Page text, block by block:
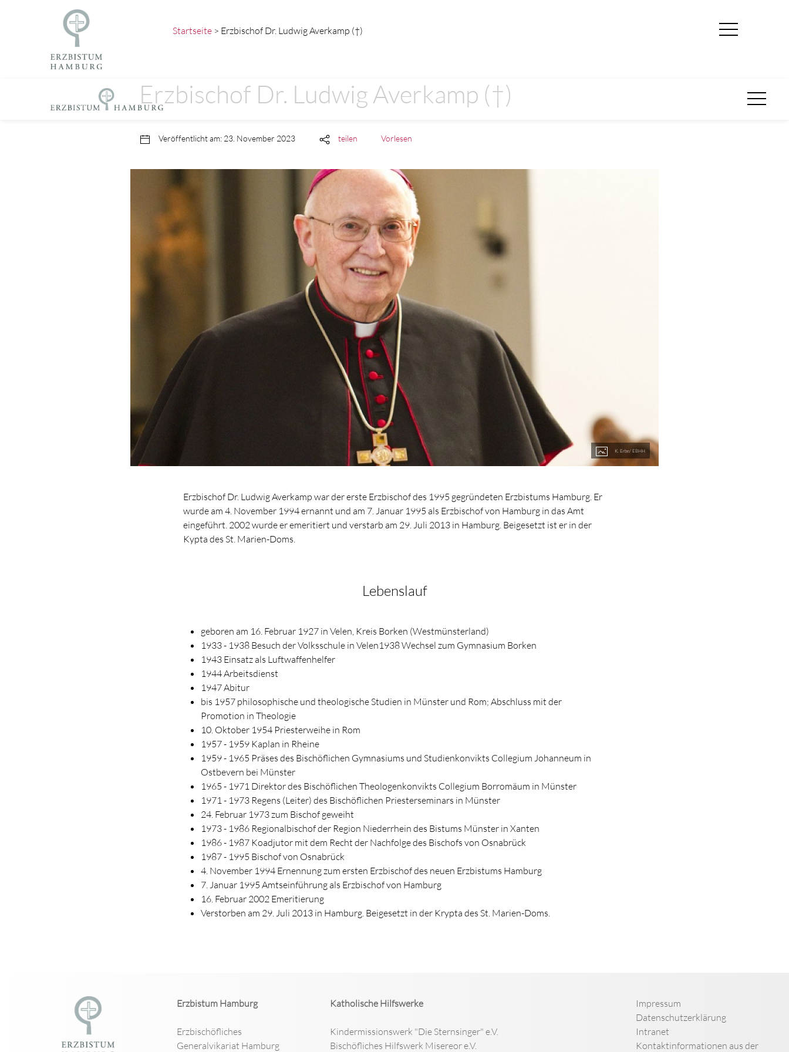
Startseite > Erzbischof Dr. Ludwig Averkamp (†)
Erzbischof Dr. Ludwig Averkamp (†)
Veröffentlicht am: 23. November 2023 teilen Vorlesen
K. Erbe/ EBHH
Erzbischof Dr. Ludwig Averkamp war der erste Erzbischof des 1995 gegründeten Erzbistums Hamburg. Er
wurde am 4. November 1994 ernannt und am 7. Januar 1995 als Erzbischof von Hamburg in das Amt
eingeführt. 2002 wurde er emeritiert und verstarb am 29. Juli 2013 in Hamburg. Beigesetzt ist er in der
Kypta des St. Marien-Doms.
Lebenslauf
geboren am 16. Februar 1927 in Velen, Kreis Borken (Westmünsterland)
1933 - 1938 Besuch der Volksschule in Velen1938 Wechsel zum Gymnasium Borken
1943 Einsatz als Luftwaffenhelfer
1944 Arbeitsdienst
1947 Abitur
bis 1957 philosophische und theologische Studien in Münster und Rom; Abschluss mit der
Promotion in Theologie
10. Oktober 1954 Priesterweihe in Rom
1957 - 1959 Kaplan in Rheine
1959 - 1965 Präses des Bischöflichen Gymnasiums und Studienkonvikts Collegium Johanneum in
Ostbevern bei Münster
1965 - 1971 Direktor des Bischöflichen Theologenkonvikts Collegium Borromäum in Münster
1971 - 1973 Regens (Leiter) des Bischöflichen Priesterseminars in Münster
24. Februar 1973 zum Bischof geweiht
1973 - 1986 Regionalbischof der Region Niederrhein des Bistums Münster in Xanten
1986 - 1987 Koadjutor mit dem Recht der Nachfolge des Bischofs von Osnabrück
1987 - 1995 Bischof von Osnabrück
4. November 1994 Ernennung zum ersten Erzbischof des neuen Erzbistums Hamburg
7. Januar 1995 Amtseinführung als Erzbischof von Hamburg
16. Februar 2002 Emeritierung
Verstorben am 29. Juli 2013 in Hamburg. Beigesetzt in der Krypta des St. Marien-Doms.
Erzbistum Hamburg
Erzbischöfliches
Generalvikariat Hamburg
Katholische Hilfswerke
Kindermissionswerk "Die Sternsinger" e.V.
Bischöfliches Hilfswerk Misereor e.V.
Impressum
Datenschutzerklärung
Intranet
Kontaktinformationen aus der